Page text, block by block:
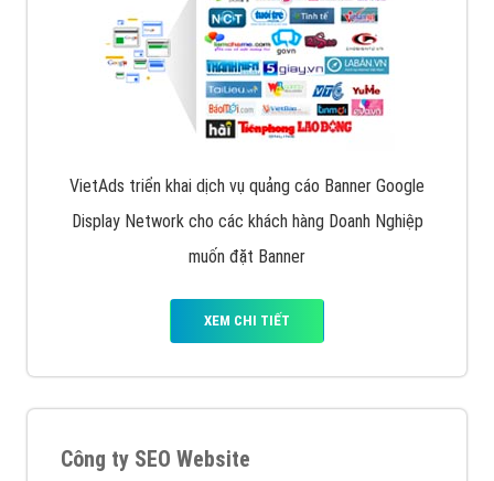
VietAds triển khai dịch vụ quảng cáo Banner Google
Display Network cho các khách hàng Doanh Nghiệp
muốn đặt Banner
XEM CHI TIẾT
Công ty SEO Website